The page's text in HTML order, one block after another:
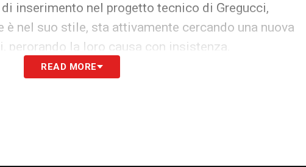
inserimento nel progetto tecnico di Gregucci,
è nel suo stile, sta attivamente cercando una nuova
la loro causa con insistenza.
in assenza di valide soluzioni sul mercato, questi
READ MORE